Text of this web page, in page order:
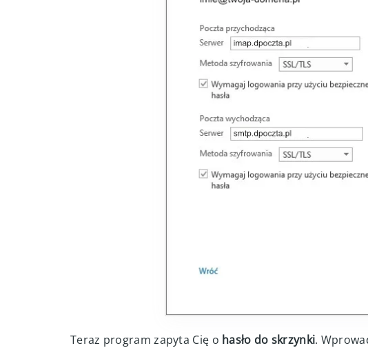
Teraz program zapyta Cię o hasło do skrzynki.